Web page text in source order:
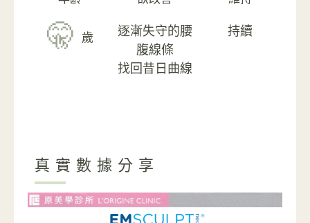
🤫 歲
逐漸失守的腰
腹線條
找回昔日曲線
持續
真實數據分享